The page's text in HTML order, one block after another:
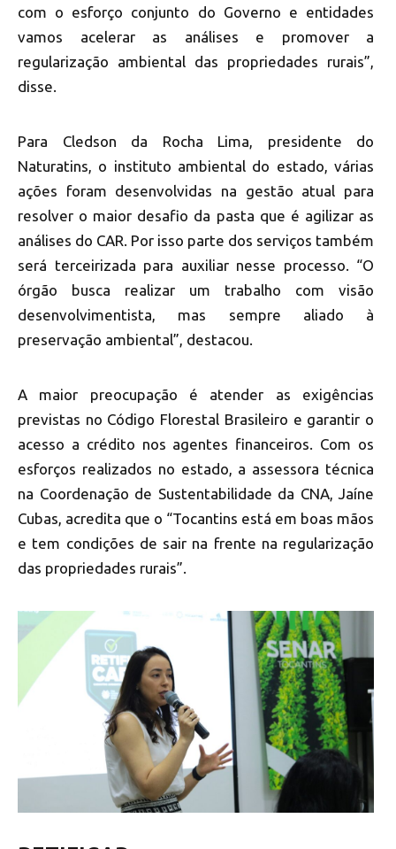
com o esforço conjunto do Governo e entidades
vamos acelerar as análises e promover a
regularização ambiental das propriedades rurais”,
disse.
Para Cledson da Rocha Lima, presidente do
Naturatins, o instituto ambiental do estado, várias
ações foram desenvolvidas na gestão atual para
resolver o maior desafio da pasta que é agilizar as
análises do CAR. Por isso parte dos serviços também
será terceirizada para auxiliar nesse processo. “O
órgão busca realizar um trabalho com visão
desenvolvimentista, mas sempre aliado à
preservação ambiental”, destacou.
A maior preocupação é atender as exigências
previstas no Código Florestal Brasileiro e garantir o
acesso a crédito nos agentes financeiros. Com os
esforços realizados no estado, a assessora técnica
na Coordenação de Sustentabilidade da CNA, Jaíne
Cubas, acredita que o “Tocantins está em boas mãos
e tem condições de sair na frente na regularização
das propriedades rurais”.